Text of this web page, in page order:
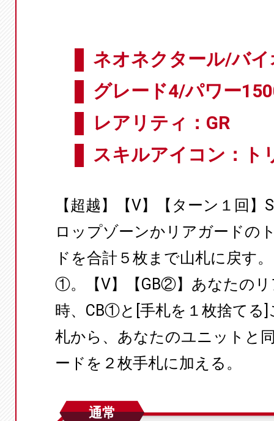
ネオネクタール/バ
グレード4/パワー
レアリティ：GR
スキルアイコン：ト
【超越】【V】【ターン１回
ロップゾーンかリアガードの
ドを合計５枚まで山札に戻す
①。【V】【GB②】あなたの
時、CB①と[手札を１枚捨てる
札から、あなたのユニットと
ードを２枚手札に加える。
通常